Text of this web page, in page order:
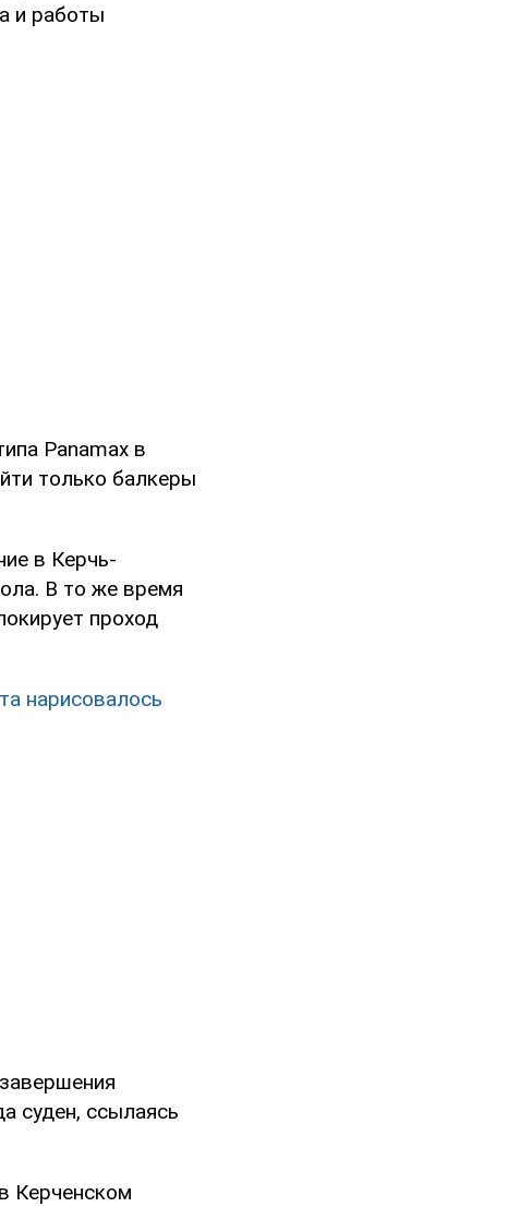
и работы
Panamax в
только балкеры
в Керчь-
В то же время
проход
нарисовалось
суден, ссылаясь
Керченском